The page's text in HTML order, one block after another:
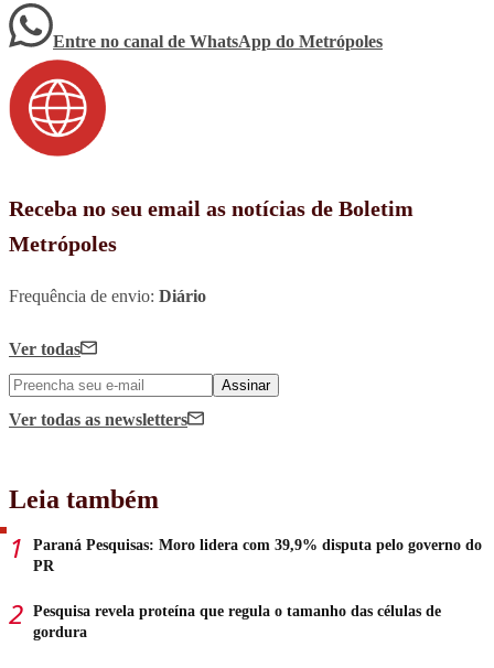
Entre no canal de WhatsApp do Metrópoles
Receba no seu email as notícias de Boletim
Metrópoles
Frequência de envio: Diário
Ver todas
Assinar
Ver todas as newsletters
Leia também
Paraná Pesquisas: Moro lidera com 39,9% disputa pelo governo do
PR
Pesquisa revela proteína que regula o tamanho das células de
gordura